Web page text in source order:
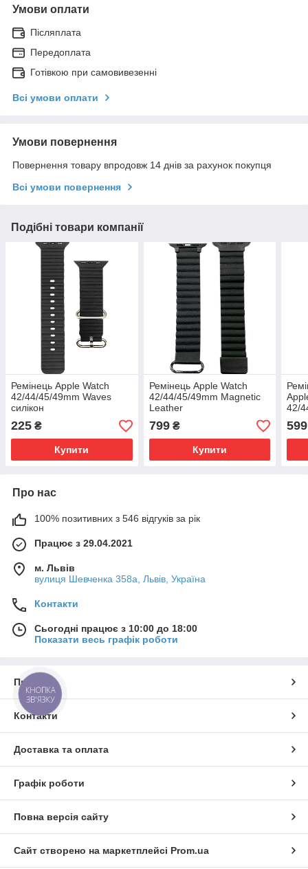
Умови оплати
Післяплата
Передоплата
Готівкою при самовивезенні
Всі умови оплати
Умови повернення
Повернення товару впродовж 14 днів за рахунок покупця
Всі умови повернення
Подібні товари компанії
Ремінець Apple Watch
42/44/45/49mm Waves
силікон
225 ₴
Купити
Ремінець Apple Watch
42/44/45/49mm Magnetic
Leather
799₴
Купити
42/
599
Про нас
100% позитивних з 546 відгуків за рік
Працює з 29.04.2021
м. Львів
вулиця Шевченка 358а, Львів, Україна
Контакти
Сьогодні працює з 10:00 до 18:00
Показати весь графік роботи
Про нас
Контакти
Доставка та оплата
Графік роботи
Повна версія сайту
Сайт створено на маркетплейсі Prom.ua
КНОПКА
ЗВ'ЯЗКУ